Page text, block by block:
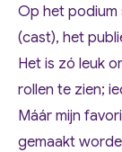
Op het podium
(cast), het
Het is zó leuk
rollen te zien;
Máár mijn
gemaakt